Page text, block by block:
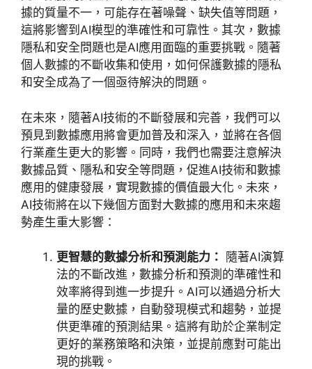
據的質量不一，可能存在著噪聲、缺失值等問題，
這將影響到 AI模型的準確性和可靠性。其次，數據
隱私和安全問題也是AI應用面臨的重要挑戰。隨著
個人數據的不斷收集和使用，如何保護數據的隱私
和安全成為了一個亟待解決的問題。
在未來，隨著AI技術的不斷發展和完善，我們可以
預見到數據應用將會更加普及和深入，並將在各個
行業產生更大的影響。同時，我們也需要注意解決
數據品質、隱私和安全等問題，促進AI技術和數據
應用的健康發展，實現數據的價值最大化。未來，
AI技術將在以下幾個方面對大數據的應用和未來趨
勢產生重大影響：
更智慧的數據分析和預測能力： 隨著AI演算
法的不斷改進，數據分析和預測的準確性和
效率將得到進一步提升。 AI可以通過分析大
量的歷史數據，自動發現模式和趨勢，並提
供更準確的預測結果。這將有助於企業制定
更好的業務策略和決策，並提前應對可能出
現的挑戰。